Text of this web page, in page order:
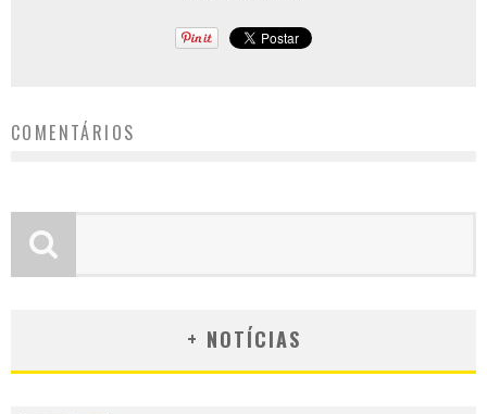
COMENTÁRIOS
+ NOTÍCIAS